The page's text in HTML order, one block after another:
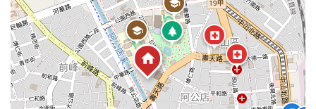
金門連江
1樓 2樓
3樓 4樓
5~10樓 11~20樓